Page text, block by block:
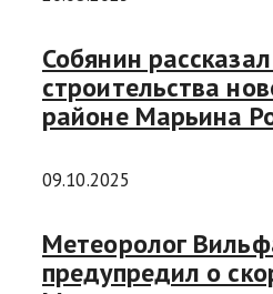
Собянин
строительства
районе Марьина
09.10.2025
Метеоролог
предупредил о